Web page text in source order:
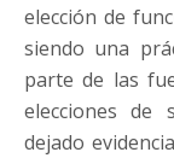
elección de
siendo una
parte de las
elecciones de
dejado